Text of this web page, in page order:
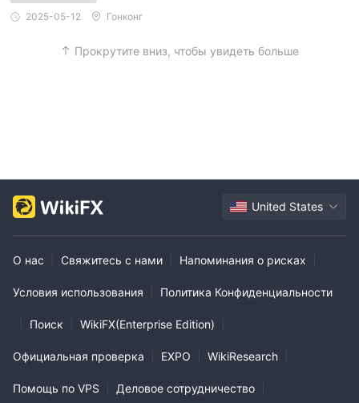
2025-05-12 Гонконг
Прокрутите вниз, чтобы увидеть больше
United States
О нас Свяжитесь с нами Напоминания о рисках
Условия использования Политика Конфиденциальности
Поиск WikiFX(Enterprise Edition)
Официальная проверка EXPO WikiResearch
Помощь по VPS Деловое сотрудничество